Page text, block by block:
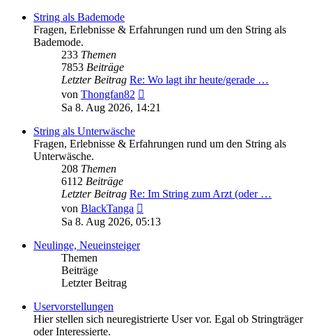
String als Bademode
Fragen, Erlebnisse & Erfahrungen rund um den String als
Bademode.
233 Themen
7853 Beiträge
Letzter Beitrag Re: Wo lagt ihr heute/gerade …
von Thongfan82
Beitrag
Sa 8. Aug 2026, 14:21
String als Unterwäsche
Fragen, Erlebnisse & Erfahrungen rund um den String als
Unterwäsche.
208 Themen
6112 Beiträge
Letzter Beitrag Re: Im String zum Arzt (oder …
von BlackTanga
Beitrag
Sa 8. Aug 2026, 05:13
Neulinge, Neueinsteiger
Themen
Beiträge
Letzter Beitrag
Uservorstellungen
Hier stellen sich neuregistrierte User vor. Egal ob Stringträger
oder Interessierte.